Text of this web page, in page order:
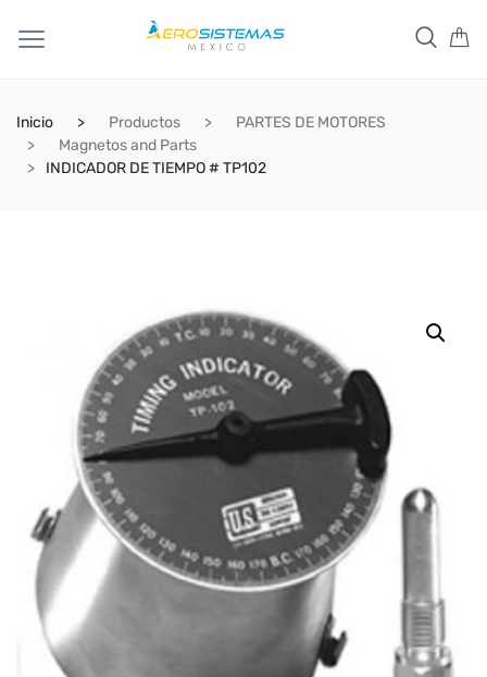
Inicio Productos
PARTES DE MOTORES
Magnetos and Parts
INDICADOR DE TIEMPO # TP102